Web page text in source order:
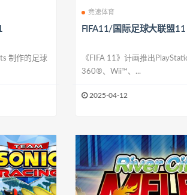
制作的足球
竞速体育
FIFA11/国际足球大联盟11
《FIFA 11》计画推出
360®、Wii™、...
2025-04-12